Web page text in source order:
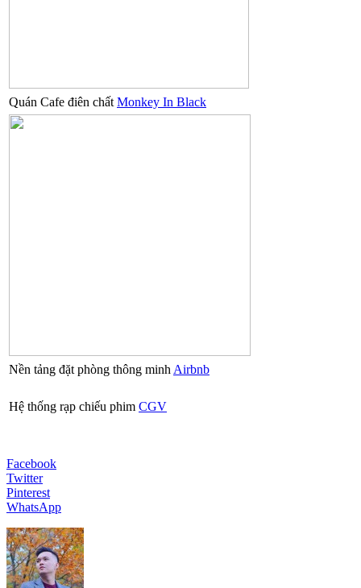
Quán Cafe điên chất Monkey In Black
Nền tảng đặt phòng thông minh Airbnb
Hệ thống rạp chiếu phim CGV
Facebook
Twitter
Pinterest
WhatsApp